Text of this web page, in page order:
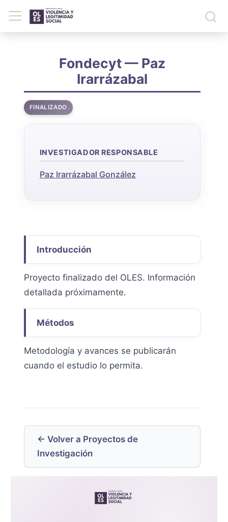
Fondecyt — Paz
Irarrázabal
FINALIZADO
INVESTIGADOR RESPONSABLE
Paz Irarrázabal González
Introducción
Proyecto finalizado del OLES. Información
detallada próximamente.
Métodos
Metodología y avances se publicarán
cuando el estudio lo permita.
← Volver a Proyectos de
Investigación